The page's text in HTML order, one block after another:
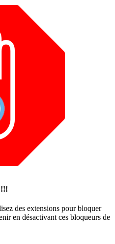
des extensions pour bloquer
en désactivant ces bloqueurs de